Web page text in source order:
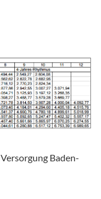
Baden-